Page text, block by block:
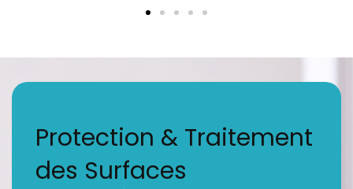
Protection & Traitement
des Surfaces